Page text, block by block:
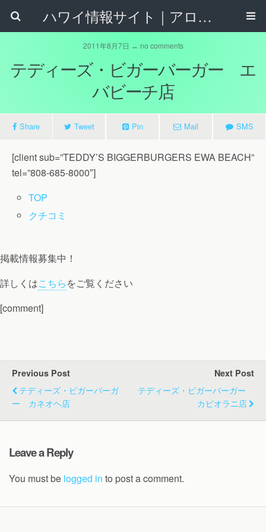
ハワイ情報サイト｜アロハタウンネット
2011年8月7日 ↔ no comments
テディーズ・ビガーバーガー エ
バビーチ店
Share Tweet Pin Mail SMS
[client sub=”TEDDY’S BIGGERBURGERS EWA BEACH”
tel=”808-685-8000″]
TOP
クチコミ
掲載情報募集中！
詳しくはこちらをご覧ください
[comment]
Previous Post
テディーズ・ビガーバーガ
ー カネオヘ店
Next Post
テディーズ・ビガーバーガー
カピオラニ店
Leave a Reply
You must be logged in to post a comment.